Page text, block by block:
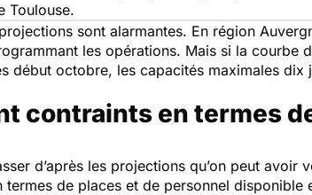
Toulouse.
sont alarmantes. En région
les opérations. Mais si la
début octobre, les capacités maximales
contraints en termes
d’après les projections qu’on peut
termes de places et de personnel disponible